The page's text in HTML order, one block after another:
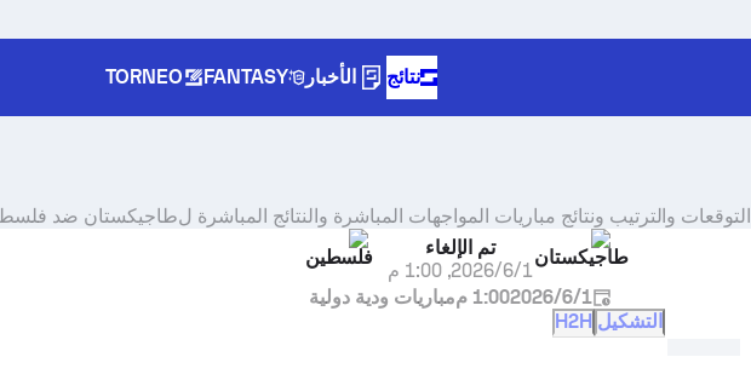
نتائج الأخبار FANTASY
TORNEO
التوقعات والترتيب ونتائج مباريات المواجهات المباشرة والنتائج المباشرة لطاجيكستان ضد
طاجيكستان
تم الإلغاء
1‏/6‏/2026
,1:00 م
فلسطين
1‏/6‏/2026
1:00 م
مباريات ودية دولية
التشكيل H2H